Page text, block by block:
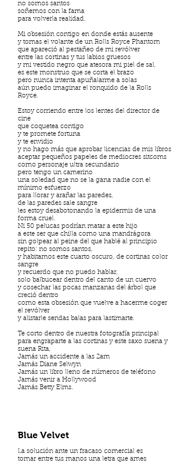
no somos santos
soñemos con la fama
para volverla realidad.
Mi obsesión contigo en donde estás ausente
y tomas el volante de un Rolls Royce Phantom
que apareció al pestañeo de mi revólver
entre las cortinas y tus labios gruesos
y mi vestido negro que atesora mi piel de sal,
es este monstruo que se corta el brazo
pero nunca intenta apuñalarme a solas
aún puedo imaginar el ronquido de la Rolls
Royce.
Estoy corriendo entre los lentes del director de
cine
que coquetea contigo
y te promete fortuna
y te envidio
y no hago más que aprobar licencias de mis libros
aceptar pequeños papeles de mediocres sitcoms
como personaje ultra secundario
pero tengo un camerino
una soledad que no se la gana nadie con el
mínimo esfuerzo
para llorar y arañar las paredes,
de las paredes sale sangre
les estoy desabotonando la epidermis de una
forma cruel.
Ni 50 pelucas podrían matar a este hijo
a este ser que chilla como una mandrágora
sin golpear al peine del que hablé al principio
repito: no somos santos,
y habitamos este cuarto oscuro, de cortinas color
sangre
y recuerdo que no puedo hablar,
solo balbucear dentro del canto de un cuervo
y cosechar las pocas manzanas del árbol que
creció dentro
como esta obsesión que vuelve a hacerme coger
el revólver
y alistarle sendas balas para lastimarte.
Te corto dentro de nuestra fotografía principal
para engraparte a las cortinas y este saxo suena y
suena Rita,
Jamás un accidente a las 2am
Jamás Diane Selwyn
Jamás un libro lleno de números de teléfono
Jamás venir a Hollywood
Jamás Betty Elms.
Blue Velvet
La solución ante un fracaso comercial es
tomar entre tus manos una letra que ames